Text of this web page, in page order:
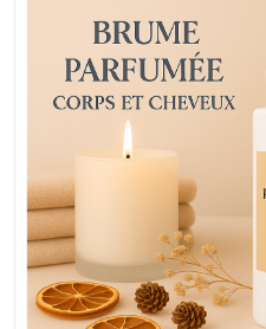
être Aromathérapie Soin Beauté
Anniversaire Mariage Fête des